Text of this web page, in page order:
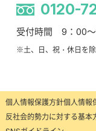
0120-
受付時間 9：00～
※土、日、祝・休日を除
個人情報保護方針個人情報
反社会的勢力に対する基本